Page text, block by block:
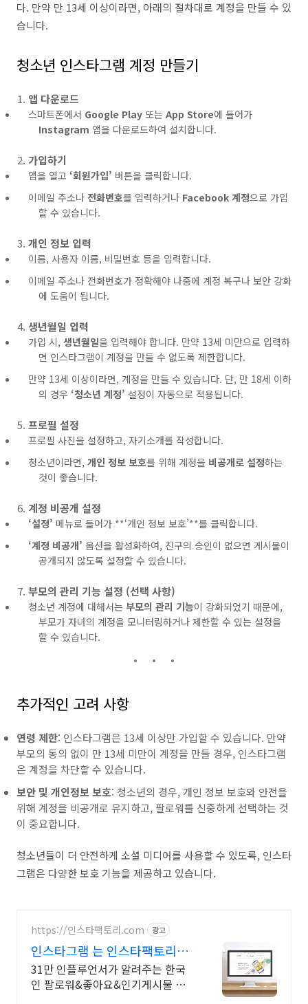
다. 만약 만 13세 이상이라면, 아래의 절차대로 계정을 만들 수 있
습니다.
청소년 인스타그램 계정 만들기
앱 다운로드
스마트폰에서 Google Play 또는 App Store에 들어가
Instagram 앱을 다운로드하여 설치합니다.
가입하기
앱을 열고 ‘회원가입’ 버튼을 클릭합니다.
이메일 주소나 전화번호를 입력하거나 Facebook 계정으로 가입
할 수 있습니다.
개인 정보 입력
이름, 사용자 이름, 비밀번호 등을 입력합니다.
이메일 주소나 전화번호가 정확해야 나중에 계정 복구나 보안 강화
에 도움이 됩니다.
생년월일 입력
가입 시, 생년월일을 입력해야 합니다. 만약 13세 미만으로 입력하
면 인스타그램이 계정을 만들 수 없도록 제한합니다.
만약 13세 이상이라면, 계정을 만들 수 있습니다. 단, 만 18세 이하
의 경우 ‘청소년 계정’ 설정이 자동으로 적용됩니다.
프로필 설정
프로필 사진을 설정하고, 자기소개를 작성합니다.
청소년이라면, 개인 정보 보호를 위해 계정을 비공개로 설정하는
것이 좋습니다.
계정 비공개 설정
‘설정’ 메뉴로 들어가 **‘개인 정보 보호’**를 클릭합니다.
‘계정 비공개’ 옵션을 활성화하여, 친구의 승인이 없으면 게시물이
공개되지 않도록 설정할 수 있습니다.
부모의 관리 기능 설정 (선택 사항)
청소년 계정에 대해서는 부모의 관리 기능이 강화되었기 때문에,
부모가 자녀의 계정을 모니터링하거나 제한할 수 있는 설정을
할 수 있습니다.
추가적인 고려 사항
연령 제한: 인스타그램은 13세 이상만 가입할 수 있습니다. 만약
부모의 동의 없이 만 13세 미만이 계정을 만들 경우, 인스타그램
은 계정을 차단할 수 있습니다.
보안 및 개인정보 보호: 청소년의 경우, 개인 정보 보호와 안전을
위해 계정을 비공개로 유지하고, 팔로워를 신중하게 선택하는 것
이 중요합니다.
청소년들이 더 안전하게 소셜 미디어를 사용할 수 있도록, 인스타
그램은 다양한 보호 기능을 제공하고 있습니다.
https://인스타팩토리.com 광고
인스타그램 는 인스타팩토리
100% 실제 한국인 증가
31만 인플루언서가 알려주는 한국
인 팔로워&좋아요&인기게시물 노